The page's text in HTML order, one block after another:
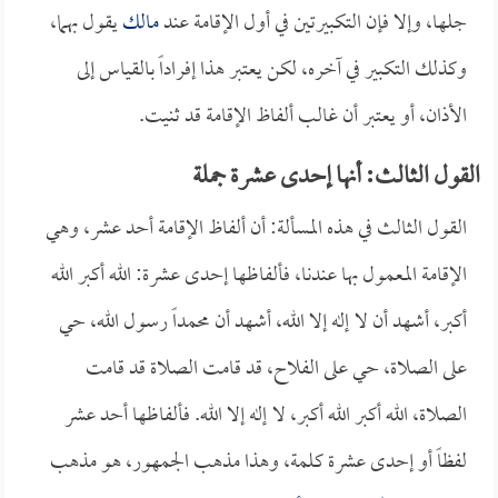
جلها، وإلا فإن التكبيرتين في أول الإقامة عندمالكيقول بهما،
وكذلك التكبير في آخره، لكن يعتبر هذا إفراداً بالقياس إلى
الأذان، أو يعتبر أن غالب ألفاظ الإقامة قد ثنيت.
القول الثالث: أنها إحدى عشرة جملة
القول الثالث في هذه المسألة: أن ألفاظ الإقامة أحد عشر، وهي
الإقامة المعمول بها عندنا، فألفاظها إحدى عشرة: الله أكبر الله
أكبر، أشهد أن لا إله إلا الله، أشهد أن محمداً رسول الله، حي
على الصلاة، حي على الفلاح، قد قامت الصلاة قد قامت
الصلاة، الله أكبر الله أكبر، لا إله إلا الله. فألفاظها أحد عشر
لفظاً أو إحدى عشرة كلمة، وهذا مذهب الجمهور، هو مذهب